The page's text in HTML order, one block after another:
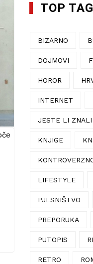
TOP
BIZARNO
DOJMOVI
HOROR
INTERNET
JESTE LI ZNALI
KNJIGE
LIFESTYLE
PJESNIŠTVO
PREPORUKA
PUTOPIS
RETRO